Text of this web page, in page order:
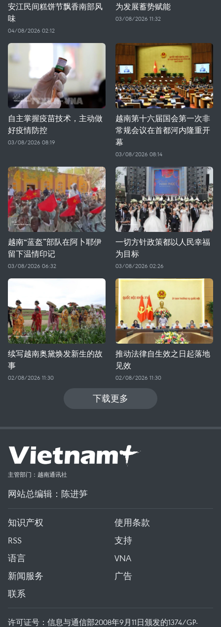
安江民间糕饼节飘香南部风
味
04/08/2026 02:12
为发展蓄势赋能
03/08/2026 11:32
自主掌握疫苗技术，主动做
好疫情防控
03/08/2026 08:19
越南第十六届国会第一次非
常规会议在首都河内隆重开
幕
03/08/2026 08:14
越南“蓝盔”部队在阿卜耶伊
留下温情印记
03/08/2026 06:32
一切方针政策都以人民幸福
为目标
03/08/2026 02:26
续写越南奥黛焕发新生的故
事
02/08/2026 11:30
推动法律自生效之日起落地
见效
02/08/2026 11:30
下载更多
主管部门：越南通讯社
网站总编辑：陈进笋
知识产权
使用条款
RSS
支持
语言
VNA
新闻服务
广告
联系
许可证号：信息与通信部2008年9月11日颁发的1374/GP-